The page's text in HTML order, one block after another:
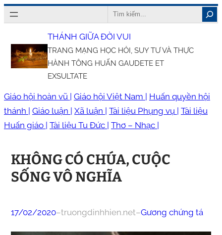
Chuyển
đến
nội
dung
Search
THÁNH GIỮA ĐỜI VUI
TRANG MẠNG HỌC HỎI, SUY TƯ VÀ THỰC
HÀNH TÔNG HUẤN GAUDETE ET
EXSULTATE
Giáo hội hoàn vũ | Giáo hội Việt Nam | Huấn quyền hội
thánh | Giáo luận | Xã luận | Tài liệu Phụng vụ | Tài liệu
Huấn giáo | Tài liệu Tu Đức | Thơ – Nhạc |
KHÔNG CÓ CHÚA, CUỘC
SỐNG VÔ NGHĨA
17/02/2020–truongdinhhien.net–Gương chứng tá